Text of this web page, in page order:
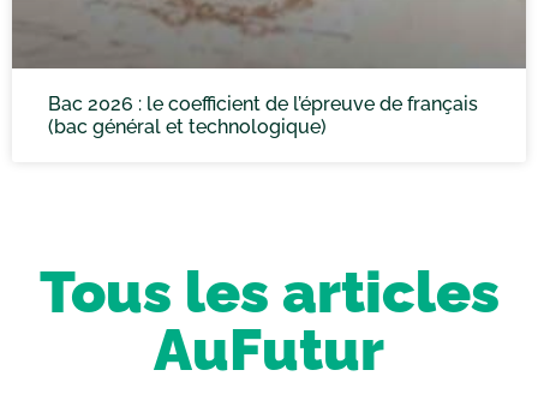
Bac 2026 : le coefficient de l’épreuve de français
(bac général et technologique)
Tous les articles
AuFutur